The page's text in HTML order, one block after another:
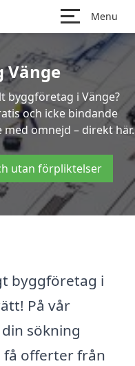
Menu
Vänge
byggföretag i Vänge?
och icke bindande
omnejd – direkt här.
utan förpliktelser
byggföretag i
På vår
sökning
få offerter från